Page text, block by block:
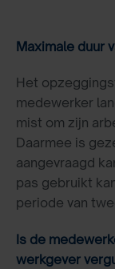
Maximale duur
Het
medewerker
mist om zijn
Daarmee is
aangevraagd
pas gebruikt
periode van
Is de
werkgever